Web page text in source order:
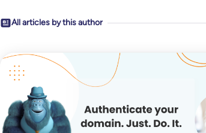
All articles by this author